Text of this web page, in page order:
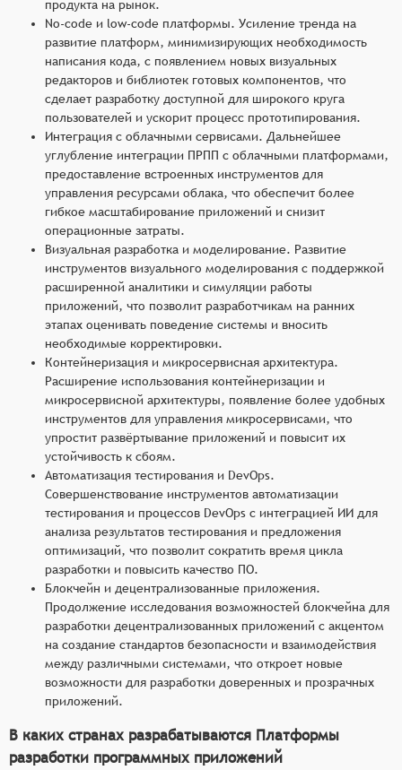
продукта на рынок.
No-code и low-code платформы. Усиление тренда на
развитие платформ, минимизирующих необходимость
написания кода, с появлением новых визуальных
редакторов и библиотек готовых компонентов, что
сделает разработку доступной для широкого круга
пользователей и ускорит процесс прототипирования.
Интеграция с облачными сервисами. Дальнейшее
углубление интеграции ПРПП с облачными платформами,
предоставление встроенных инструментов для
управления ресурсами облака, что обеспечит более
гибкое масштабирование приложений и снизит
операционные затраты.
Визуальная разработка и моделирование. Развитие
инструментов визуального моделирования с поддержкой
расширенной аналитики и симуляции работы
приложений, что позволит разработчикам на ранних
этапах оценивать поведение системы и вносить
необходимые корректировки.
Контейнеризация и микросервисная архитектура.
Расширение использования контейнеризации и
микросервисной архитектуры, появление более удобных
инструментов для управления микросервисами, что
упростит развёртывание приложений и повысит их
устойчивость к сбоям.
Автоматизация тестирования и DevOps.
Совершенствование инструментов автоматизации
тестирования и процессов DevOps с интеграцией ИИ для
анализа результатов тестирования и предложения
оптимизаций, что позволит сократить время цикла
разработки и повысить качество ПО.
Блокчейн и децентрализованные приложения.
Продолжение исследования возможностей блокчейна для
разработки децентрализованных приложений с акцентом
на создание стандартов безопасности и взаимодействия
между различными системами, что откроет новые
возможности для разработки доверенных и прозрачных
приложений.
В каких странах разрабатываются Платформы
разработки программных приложений